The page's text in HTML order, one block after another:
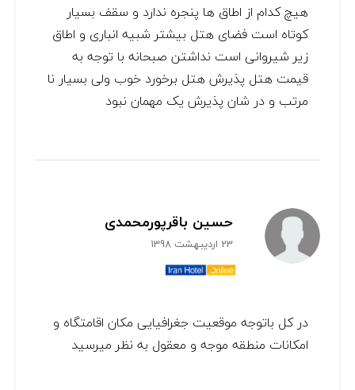
هیچ کدام از اطاق ها پنجره ندارد و سقف بسیار
کوتاه است فضای هتل بیشتر شبیه انباری و اطاق
زیر شیروانی است نداشتن صبحانه با توجه به
قیمت هتل پذیرش هتل برخورد خوب ولی بسیار نا
مرتب و در شان پذیرش یک مهمان نبود
حسین باقرپورمحمدی
23 اردیبهشت 1398
در کل باتوجه موقعیت جغرافیایی مکان اقامتگاه و
امکانات منطقه موجه و معقول به نظر میرسید